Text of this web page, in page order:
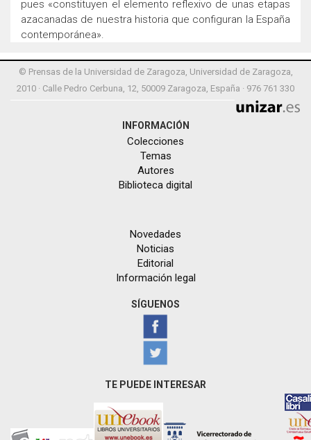
pues «constituyen el elemento reflexivo de unas etapas
azacanadas de nuestra historia que configuran la España
contemporánea».
© Prensas de la Universidad de Zaragoza, Universidad de Zaragoza,
2010 · Calle Pedro Cerbuna, 12, 50009 Zaragoza, España · 976 761 330
INFORMACIÓN
Colecciones
Temas
Autores
Biblioteca digital
Novedades
Noticias
Editorial
Información legal
SÍGUENOS
TE PUEDE INTERESAR